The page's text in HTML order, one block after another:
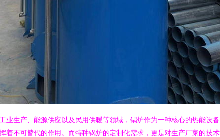
业生产、能源供应以及民用供暖等领域，锅炉作为一种核心的热能设
着不可替代的作用。而特种锅炉的定制化需求，更是对生产厂家的技